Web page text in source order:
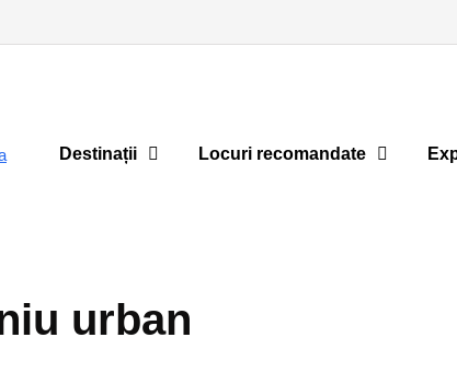
Destinații Locuri recomandate
urban